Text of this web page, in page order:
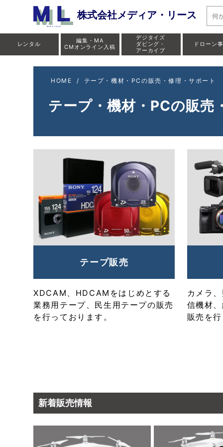
株式会社メディア・リース
レンタル
編集・MA
CMオンライン入稿
デジタイズ
ダビング・
アーカイブ
ドローン
HOME / テープ・機材・PCの販売・修理・サポート
テープ・機材・PCの販売
テープ販売
XDCAM、HDCAMをはじめとする
業務用テープ、民生用テープの販売
を行っております。
カメラ
信機材
販売を
新着販売情報